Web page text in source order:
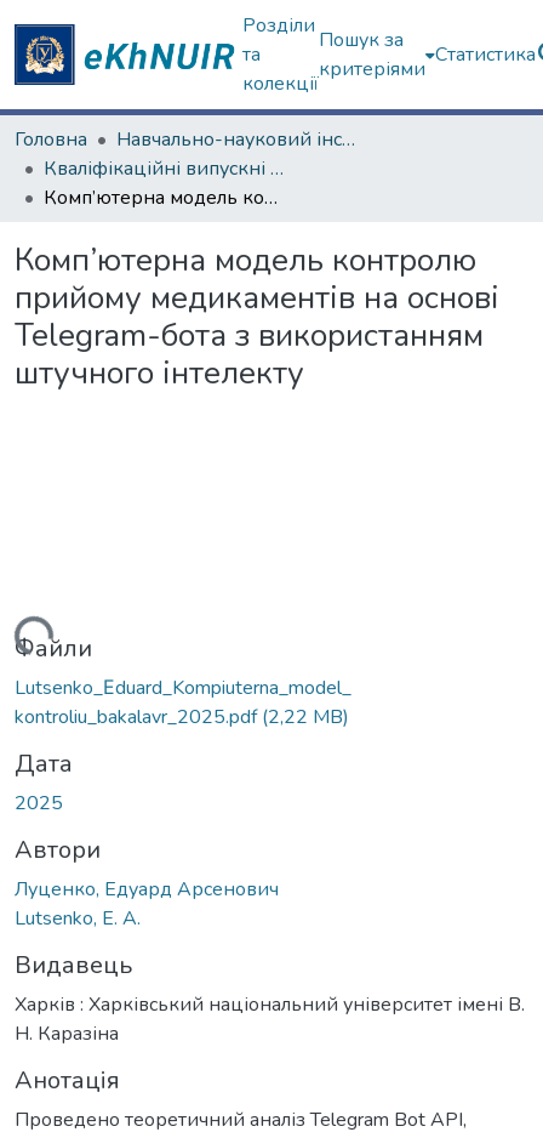
Розділи
та
колекції
Пошук за
критеріями
Статистика
Головна
Навчально-науковий інститут комп'ютерних наук та штучного інтелекту
Кваліфікаційні випускні роботи бакалаврів. Навчально-науковий інститут комп'ютерних наук та штучного інтелекту
Комп’ютерна модель контролю прийому медикаментів на основі Telegram-бота з використанням штучного інтелекту
Комп’ютерна модель контролю
прийому медикаментів на основі
Telegram-бота з використанням
штучного інтелекту
Файли
Lutsenko_Εduard_Kompiuterna_model_
kontroliu_bakalavr_2025.pdf(2,22 MB)
Дата
2025
Автори
Луценко, Едуард Арсенович
Lutsenko, E. A.
Видавець
Харків : Харківський національний університет імені В.
Н. Каразіна
Анотація
Проведено теоретичний аналіз Telegram Bot API,